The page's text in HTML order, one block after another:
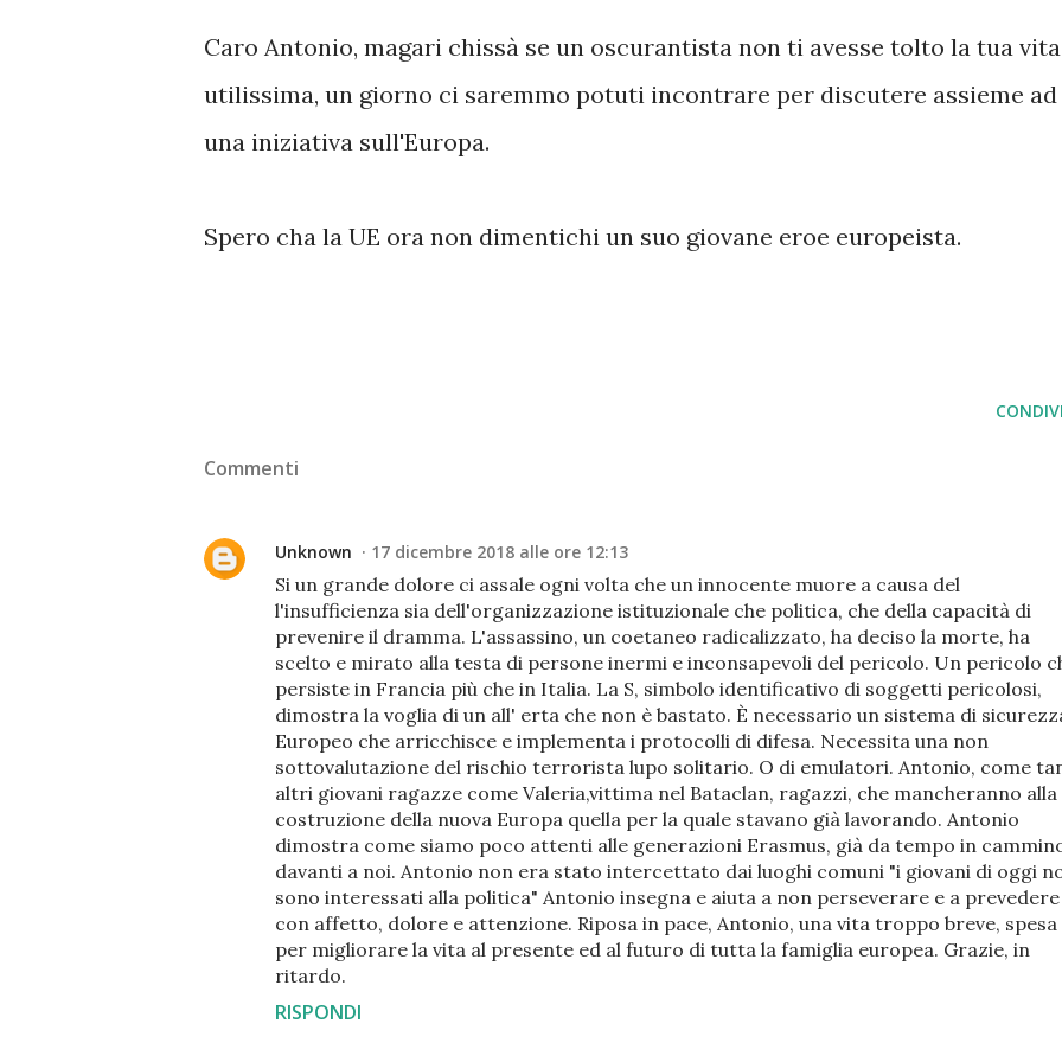
Caro Antonio, magari chissà se un oscurantista non ti avesse tolto la tua vita
utilissima, un giorno ci saremmo potuti incontrare per discutere assieme ad
una iniziativa sull'Europa.
Spero cha la UE ora non dimentichi un suo giovane eroe europeista.
Commenti
Unknown 17 dicembre 2018 alle ore 12:13
Si un grande dolore ci assale ogni volta che un innocente muore a causa del
l'insufficienza sia dell'organizzazione istituzionale che politica, che della capacità di
prevenire il dramma. L'assassino, un coetaneo radicalizzato, ha deciso la morte, ha
scelto e mirato alla testa di persone inermi e inconsapevoli del pericolo. Un pericolo
persiste in Francia più che in Italia. La S, simbolo identificativo di soggetti pericolosi,
dimostra la voglia di un all' erta che non è bastato. È necessario un sistema di
Europeo che arricchisce e implementa i protocolli di difesa. Necessita una non
sottovalutazione del rischio terrorista lupo solitario. O di emulatori. Antonio, come
altri giovani ragazze come Valeria,vittima nel Bataclan, ragazzi, che mancheranno alla
costruzione della nuova Europa quella per la quale stavano già lavorando. Antonio
dimostra come siamo poco attenti alle generazioni Erasmus, già da tempo in
davanti a noi. Antonio non era stato intercettato dai luoghi comuni "i giovani di oggi
sono interessati alla politica" Antonio insegna e aiuta a non perseverare e a prevedere
con affetto, dolore e attenzione. Riposa in pace, Antonio, una vita troppo breve, spesa
per migliorare la vita al presente ed al futuro di tutta la famiglia europea. Grazie, in
ritardo.
RISPONDI